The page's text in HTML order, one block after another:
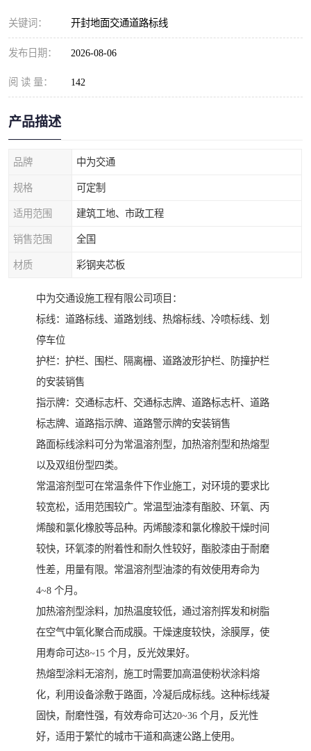
关键词： 开封地面交通道路标线
发布日期： 2026-08-06
阅 读 量： 142
产品描述
品牌 中为交通
规格 可定制
适用范围 建筑工地、市政工程
销售范围 全国
材质 彩钢夹芯板
中为交通设施工程有限公司项目：
标线：道路标线、道路划线、热熔标线、冷喷标线、划
停车位
护栏：护栏、围栏、隔离栅、道路波形护栏、防撞护栏
的安装销售
指示牌：交通标志杆、交通标志牌、道路标志杆、道路
标志牌、道路指示牌、道路警示牌的安装销售
路面标线涂料可分为常温溶剂型，加热溶剂型和热熔型
以及双组份型四类。
常温溶剂型可在常温条件下作业施工，对环境的要求比
较宽松，适用范围较广。常温型油漆有酯胶、环氧、丙
烯酸和氯化橡胶等品种。丙烯酸漆和氯化橡胶干燥时间
较快，环氧漆的附着性和耐久性较好，酯胶漆由于耐磨
性差，用量有限。常温溶剂型油漆的有效使用寿命为
4~8 个月。
加热溶剂型涂料，加热温度较低，通过溶剂挥发和树脂
在空气中氧化聚合而成膜。干燥速度较快，涂膜厚，使
用寿命可达8~15 个月，反光效果好。
热熔型涂料无溶剂，施工时需要加高温使粉状涂料熔
化，利用设备涂敷于路面，冷凝后成标线。这种标线凝
固快，耐磨性强，有效寿命可达20~36 个月，反光性
好，适用于繁忙的城市干道和高速公路上使用。